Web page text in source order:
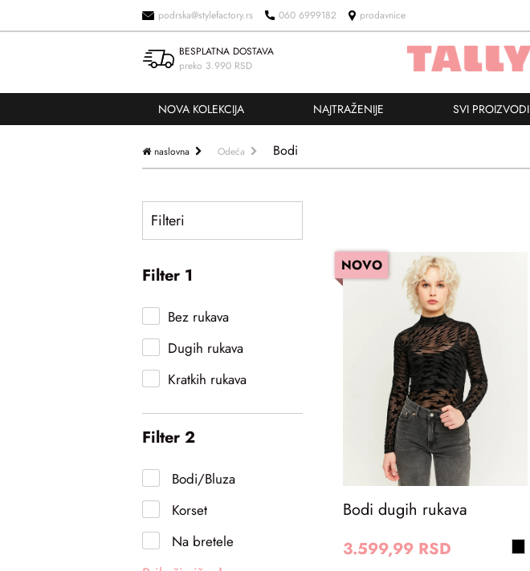
podrska@stylefactory.rs 060 6999182 prodavnice
BESPLATNA DOSTAVA
preko 3.990 RSD
NOVA KOLEKCIJA NAJTRAŽENIJE SVI PROIZVODI
naslovna Odeća Bodi
Filteri
Filter 1
Bez rukava
Dugih rukava
Kratkih rukava
Filter 2
Bodi/Bluza
Korset
Na bretele
NOVO
Bodi dugih rukava
3.599,99 RSD